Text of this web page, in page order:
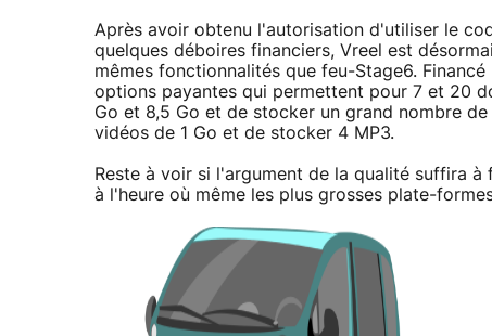
Après avoir obtenu l'autorisation d'utiliser le
quelques déboires financiers, Vreel est
mêmes fonctionnalités que feu-Stage6.
options payantes qui permettent pour 7 et 20
Go et 8,5 Go et de stocker un grand nombre
vidéos de 1 Go et de stocker 4 MP3.
Reste à voir si l'argument de la qualité suffira
à l'heure où même les plus grosses plate-